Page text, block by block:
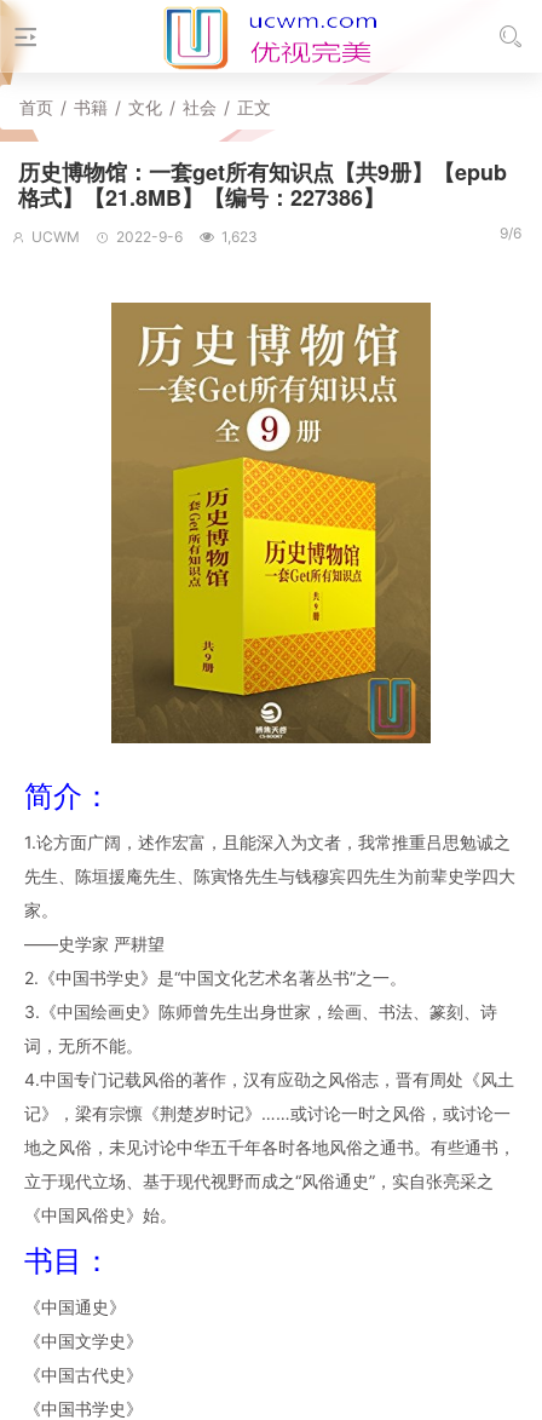
首页 / 书籍 / 文化 / 社会 / 正文
历史博物馆：一套get所有知识点【共9册】【epub
格式】【21.8MB】【编号：227386】
UCWM 2022-9-6 1,623 9/6
简介：
1.论方面广阔，述作宏富，且能深入为文者，我常推重吕思勉诚之
先生、陈垣援庵先生、陈寅恪先生与钱穆宾四先生为前辈史学四大
家。
——史学家 严耕望
2.《中国书学史》是“中国文化艺术名著丛书”之一。
3.《中国绘画史》陈师曾先生出身世家，绘画、书法、篆刻、诗
词，无所不能。
4.中国专门记载风俗的著作，汉有应劭之风俗志，晋有周处《风土
记》，梁有宗懔《荆楚岁时记》……或讨论一时之风俗，或讨论一
地之风俗，未见讨论中华五千年各时各地风俗之通书。有些通书，
立于现代立场、基于现代视野而成之“风俗通史”，实自张亮采之
《中国风俗史》始。
书目：
《中国通史》
《中国文学史》
《中国古代史》
《中国书学史》